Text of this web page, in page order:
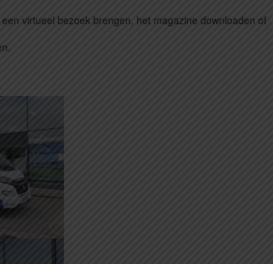
virtueel bezoek brengen, het magazine downloaden of